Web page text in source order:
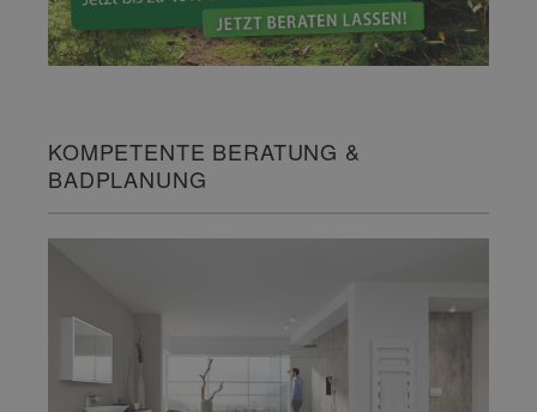
KOMPETENTE BERATUNG &
BADPLANUNG